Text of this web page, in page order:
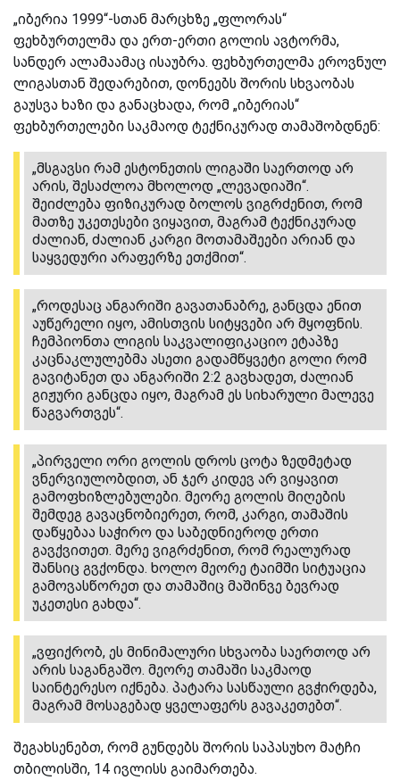
„იბერია 1999“-სთან მარცხზე „ფლორას“
ფეხბურთელმა და ერთ-ერთი გოლის ავტორმა,
სანდერ ალამაამაც ისაუბრა. ფეხბურთელმა ეროვნულ
ლიგასთან შედარებით, დონეებს შორის სხვაობას
გაუსვა ხაზი და განაცხადა, რომ „იბერიას“
ფეხბურთელები საკმაოდ ტექნიკურად თამაშობდნენ:
„მსგავსი რამ ესტონეთის ლიგაში საერთოდ არ
არის, შესაძლოა მხოლოდ „ლევადიაში“.
შეიძლება ფიზიკურად ბოლოს ვიგრძენით, რომ
მათზე უკეთესები ვიყავით, მაგრამ ტექნიკურად
ძალიან, ძალიან კარგი მოთამაშეები არიან და
საყვედური არაფერზე ეთქმით“.
„როდესაც ანგარიში გავათანაბრე, განცდა ენით
აუწერელი იყო, ამისთვის სიტყვები არ მყოფნის.
ჩემპიონთა ლიგის საკვალიფიკაციო ეტაპზე
კაცნაკლულებმა ასეთი გადამწყვეტი გოლი რომ
გავიტანეთ და ანგარიში 2:2 გავხადეთ, ძალიან
გიჟური განცდა იყო, მაგრამ ეს სიხარული მალევე
წაგვართვეს“.
„პირველი ორი გოლის დროს ცოტა ზედმეტად
ვნერვიულობდით, ან ჯერ კიდევ არ ვიყავით
გამოფხიზლებულები. მეორე გოლის მიღების
შემდეგ გავაცნობიერეთ, რომ, კარგი, თამაშის
დაწყებაა საჭირო და საბედნიეროდ ერთი
გავქვითეთ. მერე ვიგრძენით, რომ რეალურად
შანსიც გვქონდა. ხოლო მეორე ტაიმში სიტუაცია
გამოვასწორეთ და თამაშიც მაშინვე ბევრად
უკეთესი გახდა“.
„ვფიქრობ, ეს მინიმალური სხვაობა საერთოდ არ
არის საგანგაშო. მეორე თამაში საკმაოდ
საინტერესო იქნება. პატარა სასწაული გვჭირდება,
მაგრამ მოსაგებად ყველაფერს გავაკეთებთ“.
შეგახსენებთ, რომ გუნდებს შორის საპასუხო მატჩი
თბილისში, 14 ივლისს გაიმართება.